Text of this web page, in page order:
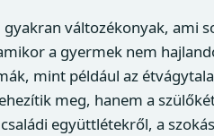
gyakran változékonyak, ami
a gyermek nem
mint például az
meg, hanem a
együttlétekről, a